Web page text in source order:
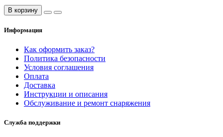
В корзину
Информация
Как оформить заказ?
Политика безопасности
Условия соглашения
Оплата
Доставка
Инструкции и описания
Обслуживание и ремонт снаряжения
Служба поддержки